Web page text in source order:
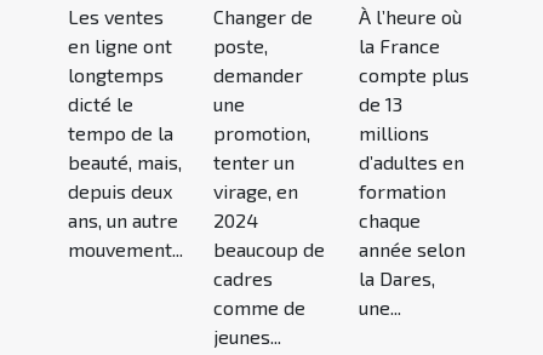
Les ventes
en ligne ont
longtemps
dicté le
tempo de la
beauté, mais,
depuis deux
ans, un autre
mouvement...
Changer de
poste,
demander
une
promotion,
tenter un
virage, en
2024
beaucoup de
cadres
comme de
jeunes...
À l’heure où
la France
compte plus
de 13
millions
d’adultes en
formation
chaque
année selon
la Dares,
une...